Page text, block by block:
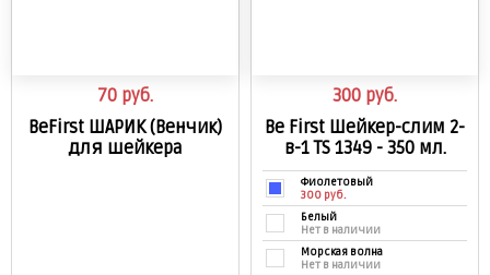
70 руб.
BeFirst ШАРИК (Венчик)
для шейкера
300 руб.
Be First Шейкер-слим 2-
в-1 TS 1349 - 350 мл.
Фиолетовый
300 руб.
Белый
Нет в наличии
Морская волна
Нет в наличии